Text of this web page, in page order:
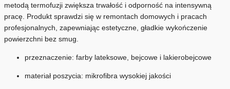
metodą termofuzji zwiększa trwałość i odporność na intensywną
pracę. Produkt sprawdzi się w remontach domowych i pracach
profesjonalnych, zapewniając estetyczne, gładkie wykończenie
powierzchni bez smug.
przeznaczenie: farby lateksowe, bejcowe i lakierobejcowe
materiał poszycia: mikrofibra wysokiej jakości